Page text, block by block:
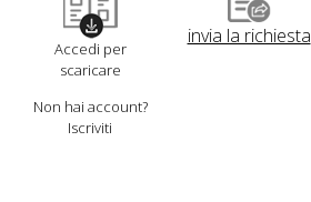
Accedi per
scaricare
Non hai account?
Iscriviti
invia la richiesta